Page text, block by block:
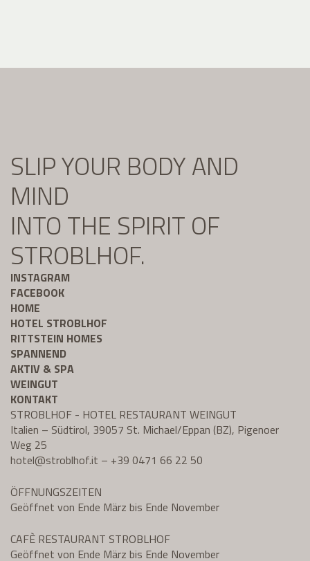
SLIP YOUR BODY AND
MIND
INTO THE SPIRIT OF
STROBLHOF.
INSTAGRAM
FACEBOOK
HOME
HOTEL STROBLHOF
RITTSTEIN HOMES
SPANNEND
AKTIV & SPA
WEINGUT
KONTAKT
STROBLHOF - HOTEL RESTAURANT WEINGUT
Italien – Südtirol, 39057 St. Michael/Eppan (BZ), Pigenoer
Weg 25
hotel@stroblhof.it – +39 0471 66 22 50
ÖFFNUNGSZEITEN
Geöffnet von Ende März bis Ende November
CAFÈ RESTAURANT STROBLHOF
Geöffnet von Ende März bis Ende November